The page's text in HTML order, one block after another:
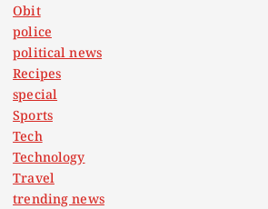
Obit
police
political news
Recipes
special
Sports
Tech
Technology
Travel
trending news